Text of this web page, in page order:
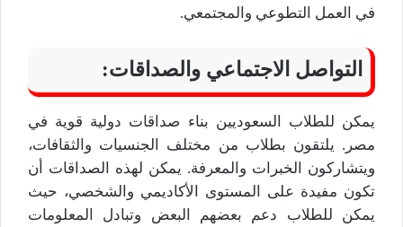
في العمل التطوعي والمجتمعي.
التواصل الاجتماعي والصداقات:
يمكن للطلاب السعوديين بناء صداقات دولية قوية في
مصر. يلتقون بطلاب من مختلف الجنسيات والثقافات،
ويتشاركون الخبرات والمعرفة. يمكن لهذه الصداقات أن
تكون مفيدة على المستوى الأكاديمي والشخصي، حيث
يمكن للطلاب دعم بعضهم البعض وتبادل المعلومات